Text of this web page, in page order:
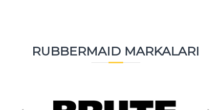
RUBBERMAID MARKALARI